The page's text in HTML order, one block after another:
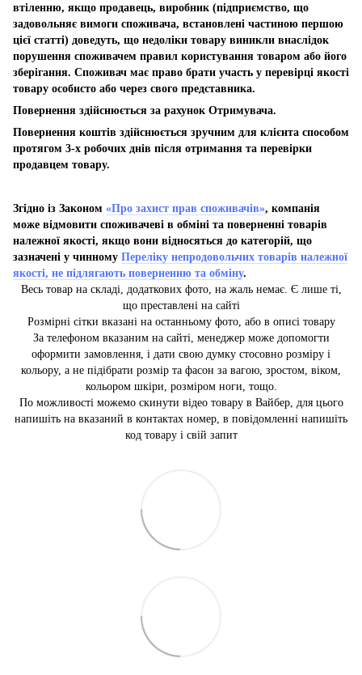
втіленню, якщо продавець, виробник (підприємство, що
задовольняє вимоги споживача, встановлені частиною першою
цієї статті) доведуть, що недоліки товару виникли внаслідок
порушення споживачем правил користування товаром або його
зберігання. Споживач має право брати участь у перевірці якості
товару особисто або через свого представника.
Повернення здійснюється за рахунок Отримувача.
Повернення коштів здійснюється зручним для клієнта способом
протягом 3-х робочих днів після отримання та перевірки
продавцем товару.
Згідно із Законом «Про захист прав споживачів», компанія
може відмовити споживачеві в обміні та поверненні товарів
належної якості, якщо вони відносяться до категорій, що
зазначені у чинному Переліку непродовольчих товарів належної
якості, не підлягають поверненню та обміну.
Весь товар на складі, додаткових фото, на жаль немає. Є лише ті,
що преставлені на сайті
Розмірні сітки вказані на останньому фото, або в описі товару
За телефоном вказаним на сайті, менеджер може допомогти
оформити замовлення, і дати свою думку стосовно розміру і
кольору, а не підібрати розмір та фасон за вагою, зростом, віком,
кольором шкіри, розміром ноги, тощо.
По можливості можемо скинути відео товару в Вайбер, для цього
напишіть на вказаний в контактах номер, в повідомленні напишіть
код товару і свій запит